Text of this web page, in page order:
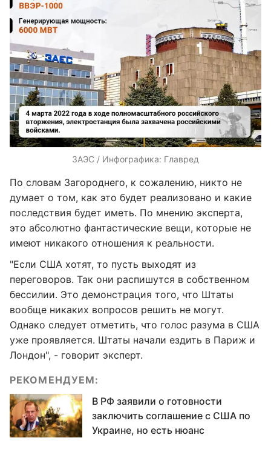
ЗАЭС / Инфографика: Главред
По словам Загороднего, к сожалению, никто не
думает о том, как это будет реализовано и какие
последствия будет иметь. По мнению эксперта,
это абсолютно фантастические вещи, которые не
имеют никакого отношения к реальности.
"Если США хотят, то пусть выходят из
переговоров. Так они распишутся в собственном
бессилии. Это демонстрация того, что Штаты
вообще никаких вопросов решить не могут.
Однако следует отметить, что голос разума в США
уже проявляется. Штаты начали ездить в Париж и
Лондон", - говорит эксперт.
РЕКОМЕНДУЕМ:
В РФ заявили о готовности
заключить соглашение с США по
Украине, но есть нюанс